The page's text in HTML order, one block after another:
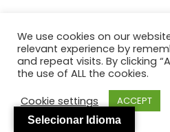
We use cookies on our
relevant experience by
and repeat visits. By clicking
the use of ALL the cookies.
Cookie settings
ACCEPT
Selecionar Idioma